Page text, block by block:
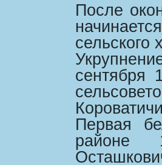
После
сельского
сентября
Первая
районе